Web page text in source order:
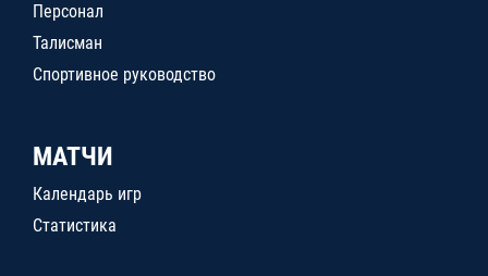
Персонал
Талисман
Спортивное руководство
МАТЧИ
Календарь игр
Статистика